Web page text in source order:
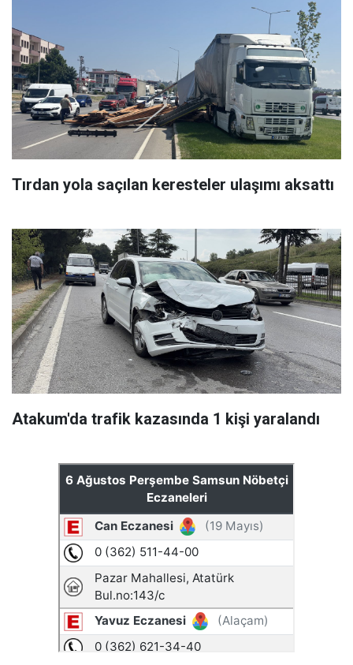
Tırdan yola saçılan keresteler ulaşımı aksattı
Atakum'da trafik kazasında 1 kişi yaralandı